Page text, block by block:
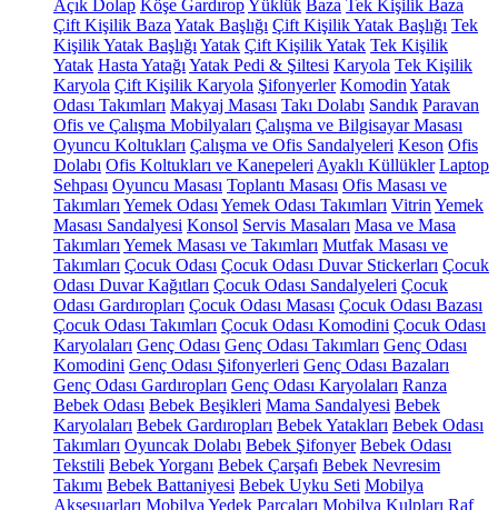
Açık Dolap Köşe GardıropYüklük Baza Tek Kişilik Baza
Çift Kişilik Baza Yatak Başlığı Çift Kişilik Yatak Başlığı Tek
Kişilik Yatak Başlığı Yatak Çift Kişilik Yatak Tek Kişilik
Yatak Hasta Yatağı Yatak Pedi & Şiltesi Karyola Tek Kişilik
Karyola Çift Kişilik Karyola Şifonyerler Komodin Yatak
Odası Takımları Makyaj Masası Takı Dolabı Sandık Paravan
Ofis ve Çalışma Mobilyaları Çalışma ve Bilgisayar Masası
Oyuncu Koltukları Çalışma ve Ofis Sandalyeleri Keson Ofis
Dolabı Ofis Koltukları ve Kanepeleri Ayaklı Küllükler Laptop
Sehpası Oyuncu Masası Toplantı Masası Ofis Masası ve
Takımları Yemek Odası Yemek Odası Takımları Vitrin Yemek
Masası Sandalyesi Konsol Servis Masaları Masa ve Masa
Takımları Yemek Masası ve Takımları Mutfak Masası ve
Takımları Çocuk Odası Çocuk Odası Duvar Stickerları Çocuk
Odası Duvar Kağıtları Çocuk Odası Sandalyeleri Çocuk
Odası Gardıropları Çocuk Odası Masası Çocuk Odası Bazası
Çocuk Odası Takımları Çocuk Odası Komodini Çocuk Odası
Karyolaları Genç Odası Genç Odası Takımları Genç Odası
Komodini Genç Odası Şifonyerleri Genç Odası Bazaları
Genç Odası Gardıropları Genç Odası Karyolaları Ranza
Bebek Odası Bebek Beşikleri Mama Sandalyesi Bebek
Karyolaları Bebek Gardıropları Bebek Yatakları Bebek Odası
Takımları Oyuncak Dolabı Bebek Şifonyer Bebek Odası
Tekstili Bebek Yorganı Bebek Çarşafı Bebek Nevresim
Takımı Bebek Battaniyesi Bebek Uyku Seti Mobilya
Aksesuarları Mobilya Yedek Parçaları Mobilya Kulpları Raf